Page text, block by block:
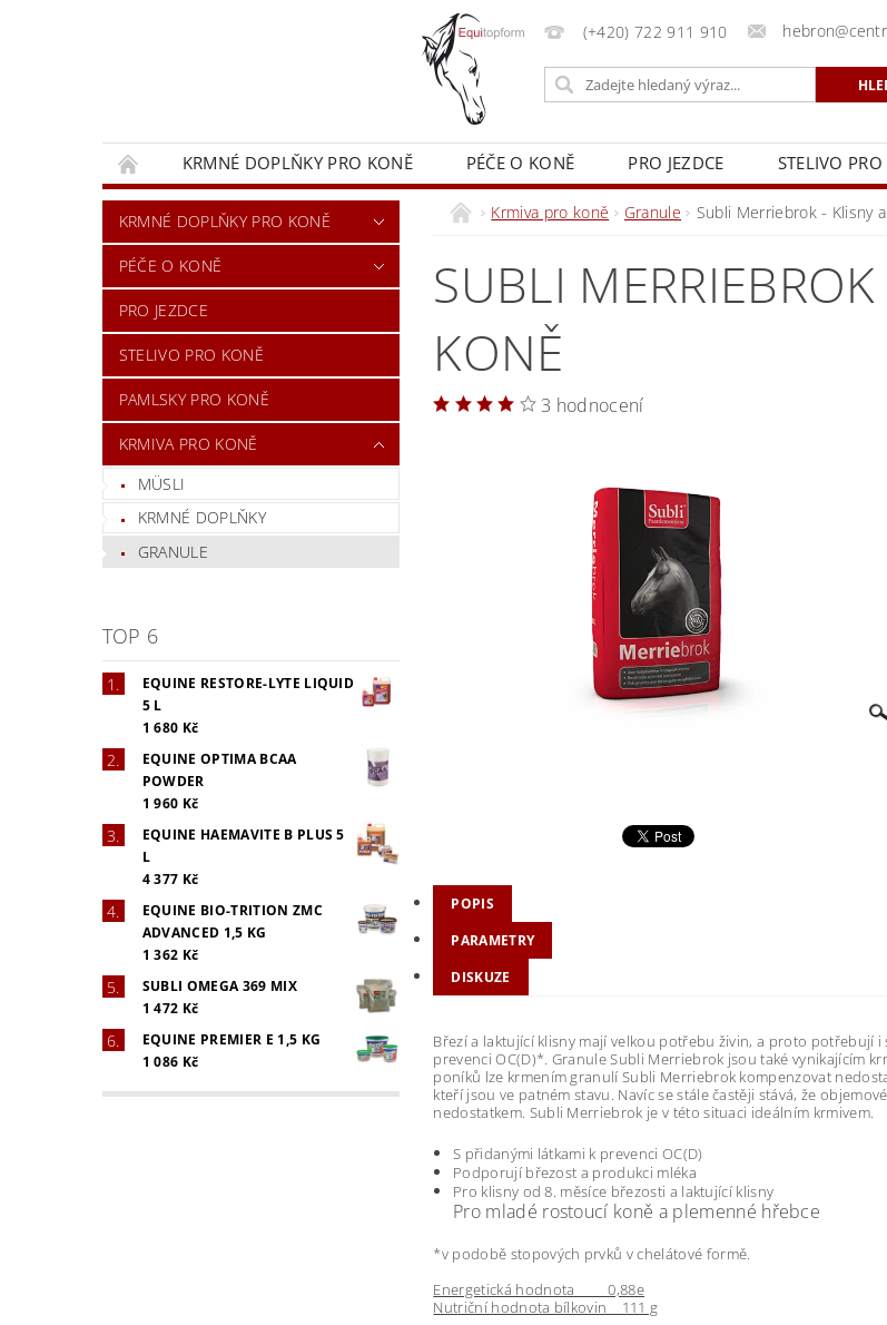
(+420) 722 911 910
KRMNÉ DOPLŇKY PRO KONĚ PÉČE O KONĚ PRO JEZDCE STELIVO
KRMIVA PRO KONĚ
OBCHODNÍ PODMÍNKY NAPIŠTE NÁM KONTAKTY
KRMNÉ DOPLŇKY PRO KONĚ
PÉČE O KONĚ
PRO JEZDCE
STELIVO PRO KONĚ
PAMLSKY PRO KONĚ
KRMIVA PRO KONĚ
MÜSLI
KRMNÉ DOPLŇKY
GRANULE
TOP 6
EQUINE RESTORE-LYTE LIQUID
5 L
1 680 Kč
EQUINE OPTIMA BCAA
POWDER
1 960 Kč
EQUINE HAEMAVITE B PLUS 5
L
4 377 Kč
EQUINE BIO-TRITION ZMC
ADVANCED 1,5 KG
1 362 Kč
SUBLI OMEGA 369 MIX
1 472 Kč
EQUINE PREMIER E 1,5 KG
1 086 Kč
Krmiva pro koně Granule Subli Merriebrok - Klisny
SUBLI
KONĚ
3 hodnocení
POPIS
PARAMETRY
DISKUZE
Březí a laktující klisny mají velkou potřebu živin, a proto potřebují
prevenci OC(D)*. Granule Subli Merriebrok jsou také vynikajícím
poníků lze krmením granulí Subli Merriebrok kompenzovat
kteří jsou ve patném stavu. Navíc se stále častěji stává, že
nedostatkem. Subli Merriebrok je v této situaci ideálním krmivem.
S přidanými látkami k prevenci OC(D)
Podporují březost a produkci mléka
Pro klisny od 8. měsíce březosti a laktující klisny
Pro mladé rostoucí koně a plemenné hřebce
*v podobě stopových prvků v chelátové formě.
Energetická hodnota 0,88e
Nutriční hodnota bílkovin 111 g